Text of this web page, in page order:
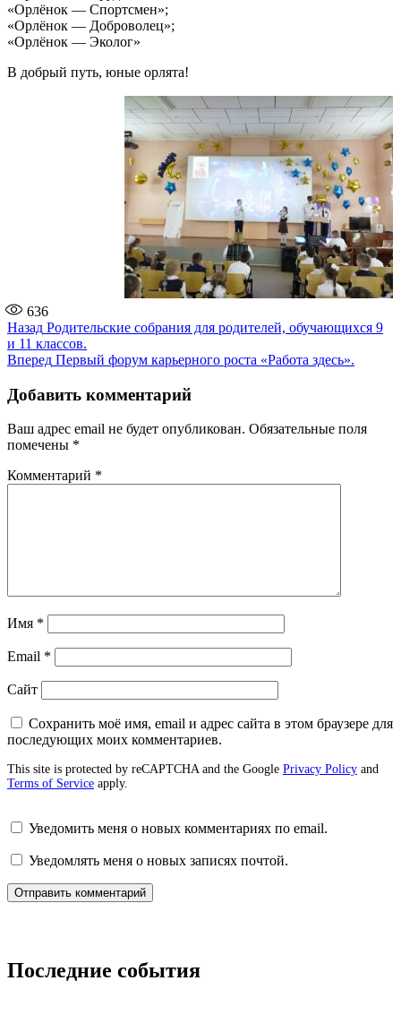
«Орлёнок — Спортсмен»;
«Орлёнок — Доброволец»;
«Орлёнок — Эколог»
В добрый путь, юные орлята!
636
Навигация
по
Назад Предыдущая
запись:
Родительские собрания для родителей, обучающихся 9
и 11 классов.
Вперед Следующая
Первый форум карьерного роста «Работа здесь».
Добавить комментарий
Ваш адрес email не будет опубликован. Обязательные поля
помечены *
Комментарий *
Имя *
Email *
Сайт
Сохранить моё имя, email и адрес сайта в этом браузере для
последующих моих комментариев.
This site is protected by reCAPTCHA and the Google Privacy Policy and
Terms of Service apply.
Уведомить меня о новых комментариях по email.
Уведомлять меня о новых записях почтой.
Последние события